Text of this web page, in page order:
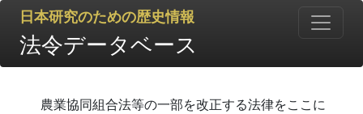
日本研究のための歴史情報
法令データベース
農業協同組合法等の一部を改正する法律をここに